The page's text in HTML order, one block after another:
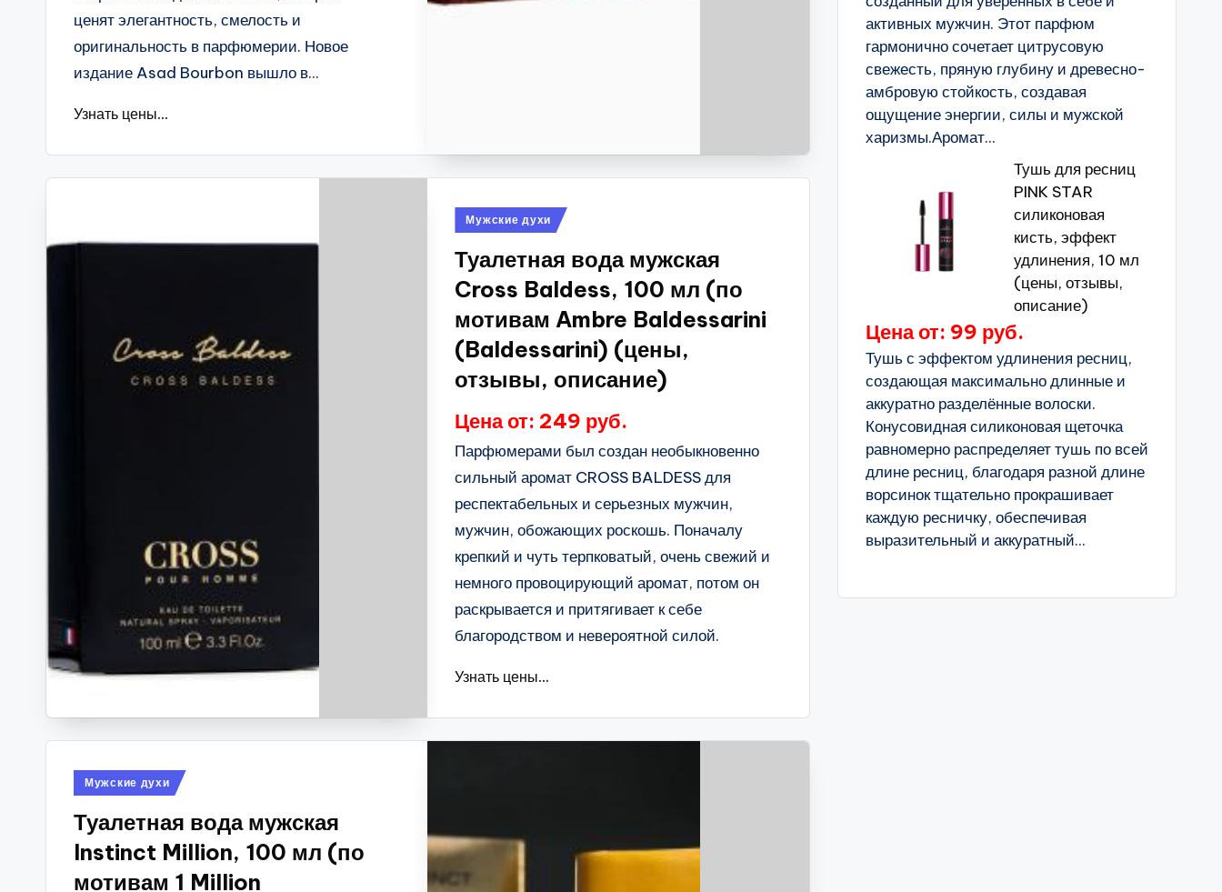
ценят элегантность, смелость и
оригинальность в парфюмерии. Новое
издание Asad Bourbon вышло в...
Узнать цены...
Опубликовано
Мужские духи
Туалетная вода мужская
Cross Baldess, 100 мл (по
мотивам Ambre Baldessarini
(Baldessarini) (цены,
отзывы, описание)
Цена от: 249 руб.
Парфюмерами был создан необыкновенно
сильный аромат CROSS BALDESS для
респектабельных и серьезных мужчин,
мужчин, обожающих роскошь. Поначалу
крепкий и чуть терпковатый, очень свежий и
немного провоцирующий аромат, потом он
раскрывается и притягивает к себе
благородством и невероятной силой.
Узнать цены...
Опубликовано
Мужские духи
Туалетная вода мужская
Instinct Million, 100 мл (по
мотивам 1 Million
активных мужчин. Этот парфюм
гармонично сочетает цитрусовую
свежесть, пряную глубину и древесно-
амбровую стойкость, создавая
ощущение энергии, силы и мужской
харизмы.Аромат...
Тушь для ресниц
PINK STAR
силиконовая
кисть, эффект
удлинения, 10 мл
(цены, отзывы,
описание)
Цена от: 99 руб.
Тушь с эффектом удлинения ресниц,
создающая максимально длинные и
аккуратно разделённые волоски.
Конусовидная силиконовая щеточка
равномерно распределяет тушь по всей
длине ресниц, благодаря разной длине
ворсинок тщательно прокрашивает
каждую ресничку, обеспечивая
выразительный и аккуратный...